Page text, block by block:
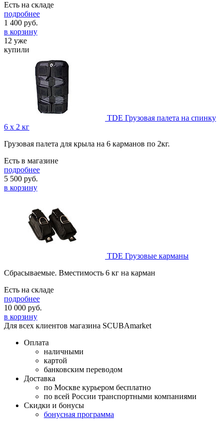
Есть на складе
подробнее
1 400 руб.
в корзину
12 уже
купили
TDE Грузовая палета на спинку
6 х 2 кг
Грузовая палета для крыла на 6 карманов по 2кг.
Есть в магазине
подробнее
5 500 руб.
в корзину
TDE Грузовые карманы
Cбрасываемые. Вместимость 6 кг на карман
Есть на складе
подробнее
10 000 руб.
в корзину
Для всех клиентов магазина SCUBAmarket
Оплата
наличными
картой
банковским переводом
Доставка
по Москве курьером бесплатно
по всей России транспортными компаниями
Скидки и бонусы
бонусная программа